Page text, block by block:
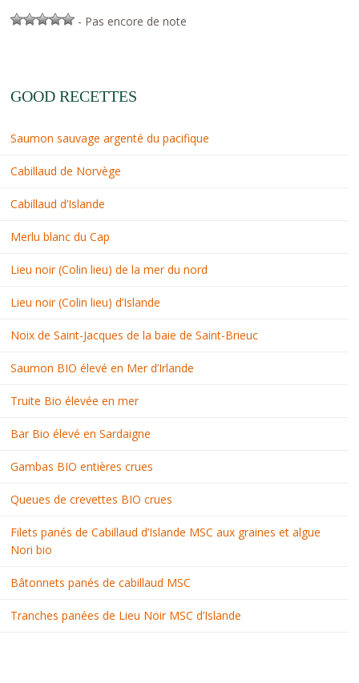
- Pas encore de note
GOOD RECETTES
Saumon sauvage argenté du pacifique
Cabillaud de Norvège
Cabillaud d’Islande
Merlu blanc du Cap
Lieu noir (Colin lieu) de la mer du nord
Lieu noir (Colin lieu) d’Islande
Noix de Saint-Jacques de la baie de Saint-Brieuc
Saumon BIO élevé en Mer d’Irlande
Truite Bio élevée en mer
Bar Bio élevé en Sardaigne
Gambas BIO entières crues
Queues de crevettes BIO crues
Filets panés de Cabillaud d’Islande MSC aux graines et algue
Nori bio
Bâtonnets panés de cabillaud MSC
Tranches panées de Lieu Noir MSC d’Islande